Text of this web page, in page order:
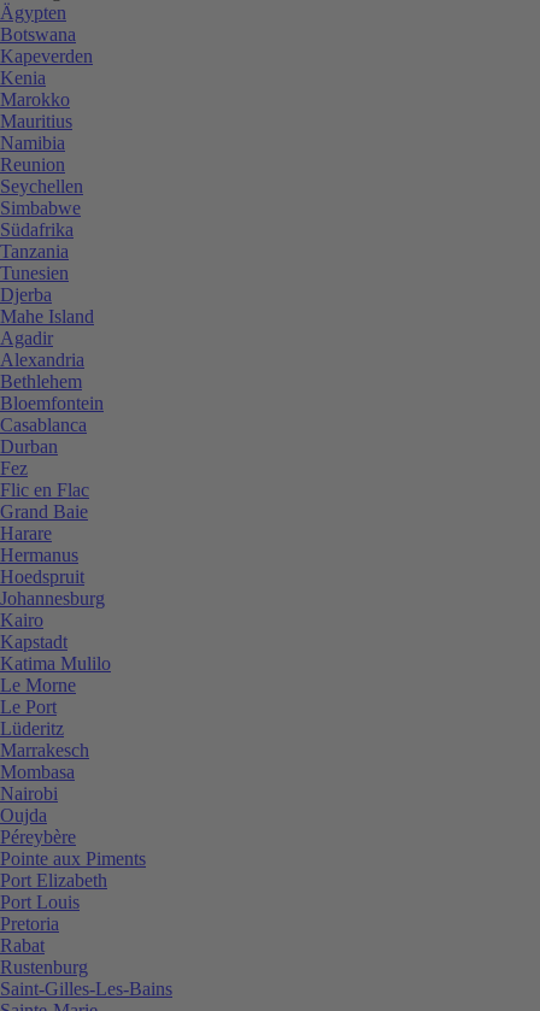
Ägypten
Botswana
Kapeverden
Kenia
Marokko
Mauritius
Namibia
Reunion
Seychellen
Simbabwe
Südafrika
Tanzania
Tunesien
Djerba
Mahe Island
Agadir
Alexandria
Bethlehem
Bloemfontein
Casablanca
Durban
Fez
Flic en Flac
Grand Baie
Harare
Hermanus
Hoedspruit
Johannesburg
Kairo
Kapstadt
Katima Mulilo
Le Morne
Le Port
Lüderitz
Marrakesch
Mombasa
Nairobi
Oujda
Péreybère
Pointe aux Piments
Port Elizabeth
Port Louis
Pretoria
Rabat
Rustenburg
Saint-Gilles-Les-Bains